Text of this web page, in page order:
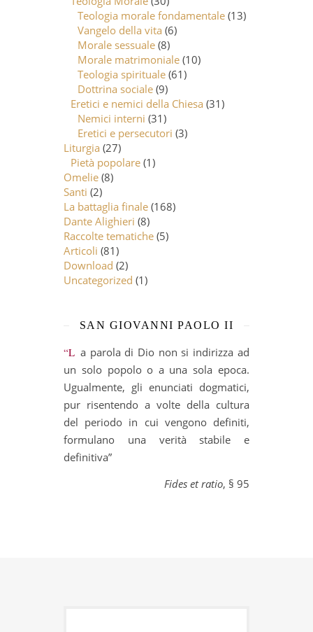
Teologia morale fondamentale (13)
Vangelo della vita (6)
Morale sessuale (8)
Morale matrimoniale (10)
Teologia spirituale (61)
Dottrina sociale (9)
Eretici e nemici della Chiesa (31)
Nemici interni (31)
Eretici e persecutori (3)
Liturgia (27)
Pietà popolare (1)
Omelie (8)
Santi (2)
La battaglia finale (168)
Dante Alighieri (8)
Raccolte tematiche (5)
Articoli (81)
Download (2)
Uncategorized (1)
SAN GIOVANNI PAOLO II
“La parola di Dio non si indirizza ad
un solo popolo o a una sola epoca.
Ugualmente, gli enunciati dogmatici,
pur risentendo a volte della cultura
del periodo in cui vengono definiti,
formulano una verità stabile e
definitiva”
Fides et ratio, § 95